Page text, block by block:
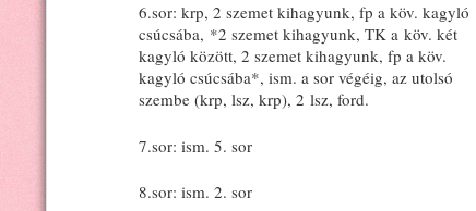
6.sor: krp, 2 szemet kihagyunk, fp a köv. kagyló
csúcsába, *2 szemet kihagyunk, TK a köv. két
kagyló között, 2 szemet kihagyunk, fp a köv.
kagyló csúcsába*, ism. a sor végéig, az utolsó
szembe (krp, lsz, krp), 2 lsz, ford.
7.sor: ism. 5. sor
8.sor: ism. 2. sor